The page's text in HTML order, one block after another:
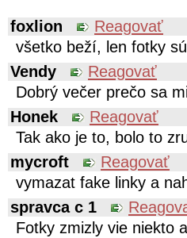
foxlion
Reagovať
všetko beží, len fotky
Vendy
Reagovať
Dobrý večer prečo sa
Honek
Reagovať
Tak ako je to, bolo to
mycroft
Reagovať
vymazat fake linky a
spravca c 1
Fotky zmizly vie niekto